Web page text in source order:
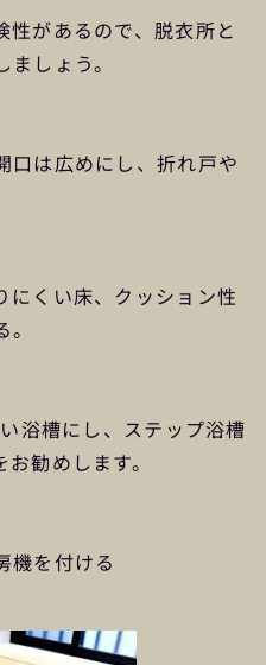
があるので、脱衣所と
しょう。
口は広めにし、折れ戸や
にくい床、クッション性
浴槽にし、ステップ浴槽
勧めします。
機を付ける